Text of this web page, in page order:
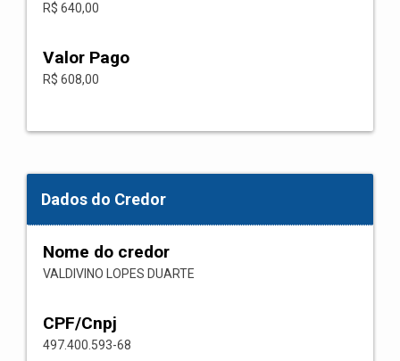
R$ 640,00
Valor Pago
R$ 608,00
Dados do Credor
Nome do credor
VALDIVINO LOPES DUARTE
CPF/Cnpj
497.400.593-68